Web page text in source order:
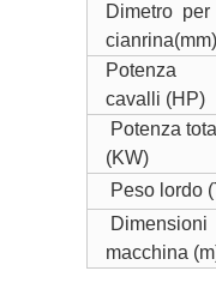
Dimetro per
cianrina(mm)
Potenza
cavalli (HP)
Potenza
(KW)
Peso lordo
Dimensioni
macchina